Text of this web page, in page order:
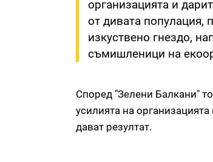
организацията и
от дивата популация,
изкуствено гнездо,
съмишленици на
Според "Зелени Балкани"
усилията на
дават резултат.